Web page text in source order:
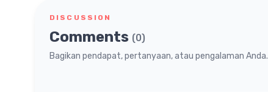
DISCUSSION
Comments (0)
Bagikan pendapat, pertanyaan, atau pengalaman Anda.